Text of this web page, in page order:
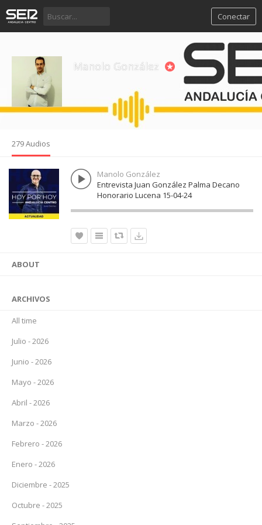
Conectar
Manolo González
279 Audios
Manolo González
Entrevista Juan González Palma Decano
Honorario Lucena 15-04-24
ABOUT
ARCHIVOS
All time
Julio - 2026
Junio - 2026
Mayo - 2026
Abril - 2026
Marzo - 2026
Febrero - 2026
Enero - 2026
Diciembre - 2025
Octubre - 2025